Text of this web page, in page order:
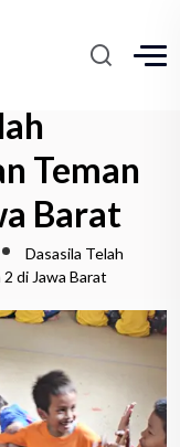
Teman
Barat
Dasasila Telah
di Jawa Barat